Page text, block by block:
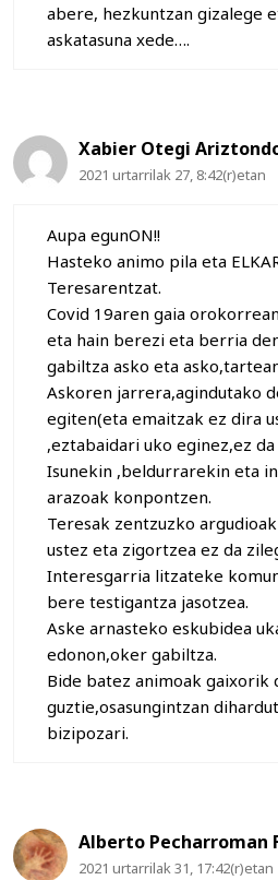
abere, hezkuntzan gizalege
askatasuna xede….
Xabier Otegi
2021 urtarrilak 27, 8:42(r)etan
Aupa egunON!!
Hasteko animo pila eta
Teresarentzat.
Covid 19aren gaia
eta hain berezi eta berria
gabiltza asko eta
Askoren jarrera,agindutako
egiten(eta emaitzak ez dira
,eztabaidari uko eginez,ez
Isunekin ,beldurrarekin eta
arazoak konpontzen.
Teresak zentzuzko
ustez eta zigortzea ez da
Interesgarria litzateke
bere testigantza jasotzea.
Aske arnasteko eskubidea
edonon,oker gabiltza.
Bide batez animoak gaixorik
guztie,osasungintzan
bizipozari.
Alberto Pecharroman
2021 urtarrilak 31, 17:42(r)etan